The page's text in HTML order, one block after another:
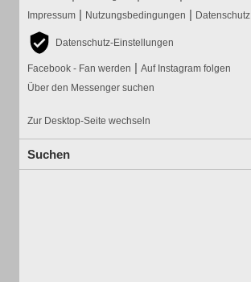
Impressum | Nutzungsbedingungen | Datenschutz
Datenschutz-Einstellungen
Facebook - Fan werden | Auf Instagram folgen
Über den Messenger suchen
Zur Desktop-Seite wechseln
Suchen